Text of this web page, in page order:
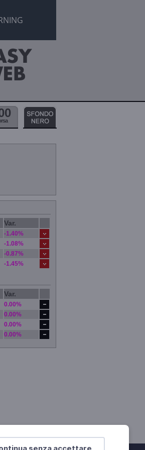
senza accettare
Var.
-1.40%
-1.08%
-0.87%
-1.45%
Var.
0.00%
0.00%
0.00%
0.00%